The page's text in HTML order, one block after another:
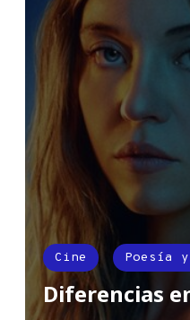
Cine Poesía
Diferencias